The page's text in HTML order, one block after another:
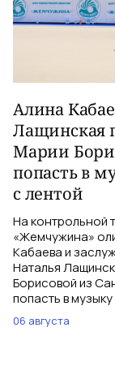
Алина
Лащинская
Марии
попасть в
с лентой
На контрольной
«Жемчужина»
Кабаева и
Наталья
Борисовой из
попасть в
06 августа